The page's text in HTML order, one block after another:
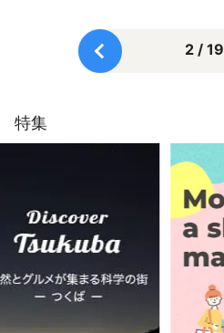
2 / 19
特集